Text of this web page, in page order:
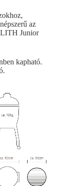
az
Junior
kapható.